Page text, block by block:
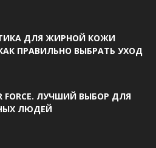
ДЛЯ ЖИРНОЙ КОЖИ
ПРАВИЛЬНО ВЫБРАТЬ УХОД
FORCE. ЛУЧШИЙ ВЫБОР ДЛЯ
ЛЮДЕЙ